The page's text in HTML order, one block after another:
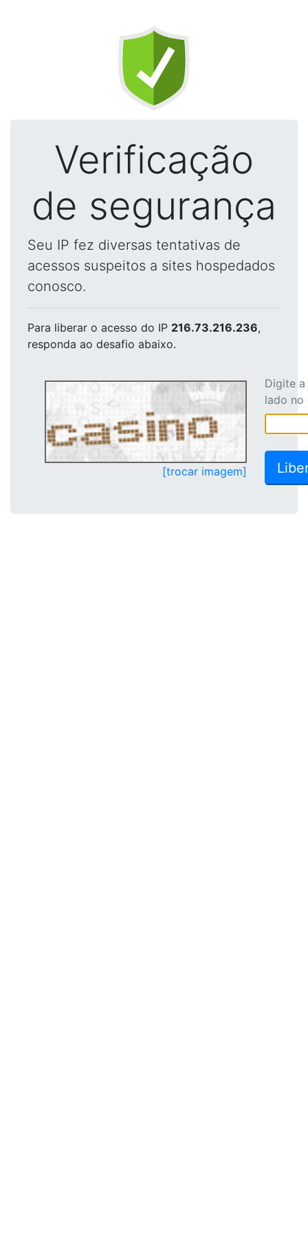
Verificação
de segurança
Seu IP fez diversas tentativas de
acessos suspeitos a sites hospedados
conosco.
Para liberar o acesso do IP 216.73.216.236,
responda ao desafio abaixo.
[trocar imagem]
Digite
lado no